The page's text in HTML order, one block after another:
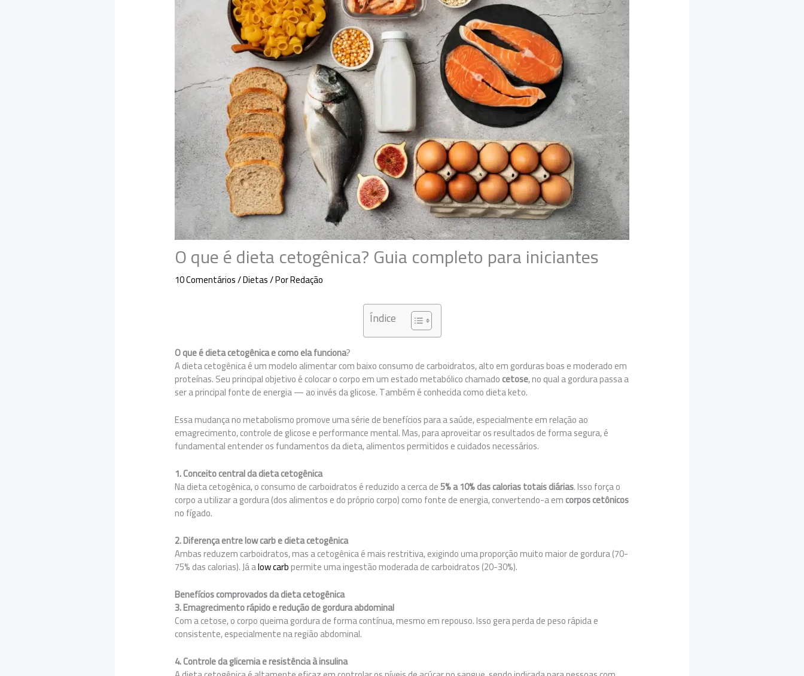
O que é dieta cetogênica? Guia completo para iniciantes
10 Comentários/Dietas/ PorRedação
Índice
O que é dieta cetogênica e como ela funciona?
A dieta cetogênica é um modelo alimentar com baixo consumo de carboidratos, alto em gorduras boas e moderado em
proteínas. Seu principal objetivo é colocar o corpo em um estado metabólico chamadocetose, no qual a gordura passa a
ser a principal fonte de energia — ao invés da glicose. Também é conhecida como dieta keto.
Essa mudança no metabolismo promove uma série de benefícios para a saúde, especialmente em relação ao
emagrecimento, controle de glicose e performance mental. Mas, para aproveitar os resultados de forma segura, é
fundamental entender os fundamentos da dieta, alimentos permitidos e cuidados necessários.
1. Conceito central da dieta cetogênica
Na dieta cetogênica, o consumo de carboidratos é reduzido a cerca de5% a 10% das calorias totais diárias. Isso força o
corpo a utilizar a gordura (dos alimentos e do próprio corpo) como fonte de energia, convertendo-a emcorpos cetônicos
no fígado.
2. Diferença entre low carb e dieta cetogênica
Ambas reduzem carboidratos, mas a cetogênica é mais restritiva, exigindo uma proporção muito maior de gordura (70-
75% das calorias). Já alow carbpermite uma ingestão moderada de carboidratos (20-30%).
Benefícios comprovados da dieta cetogênica
3. Emagrecimento rápido e redução de gordura abdominal
Com a cetose, o corpo queima gordura de forma contínua, mesmo em repouso. Isso gera perda de peso rápida e
consistente, especialmente na região abdominal.
4. Controle da glicemia e resistência à insulina